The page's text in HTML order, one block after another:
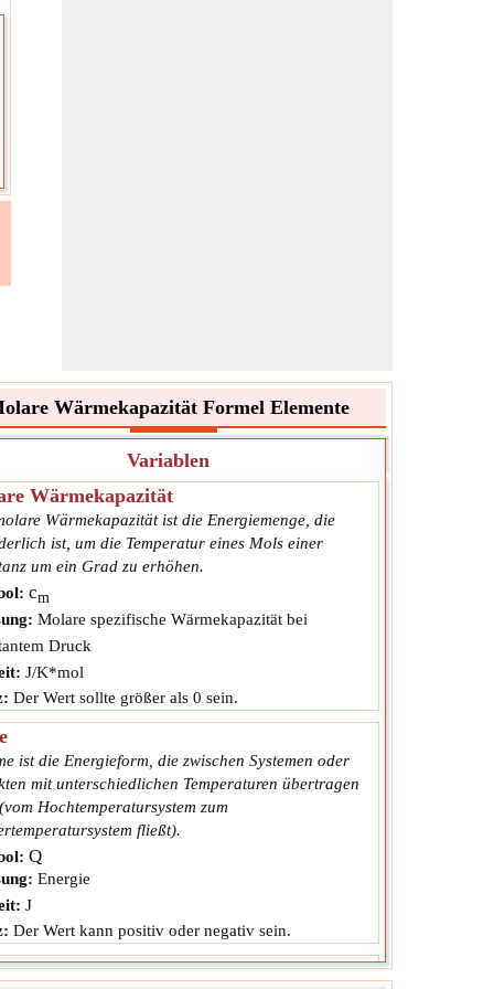
Wärmekapazität Formel Elemente
Variablen
Wärmekapazität
Wärmekapazität ist die Energiemenge, die
ist, um die Temperatur eines Mols einer
um ein Grad zu erhöhen.
cm
Molare spezifische Wärmekapazität bei
Druck
J/K*mol
Der Wert sollte größer als 0 sein.
ist die Energieform, die zwischen Systemen oder
mit unterschiedlichen Temperaturen übertragen
Hochtemperatursystem zum
fließt).
Q
Energie
J
Der Wert kann positiv oder negativ sein.
der Maulwürfe